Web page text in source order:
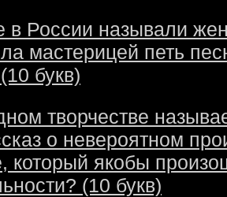
в России называли
мастерицей петь
букв)
творчестве
о невероятном
который якобы
(10 букв)